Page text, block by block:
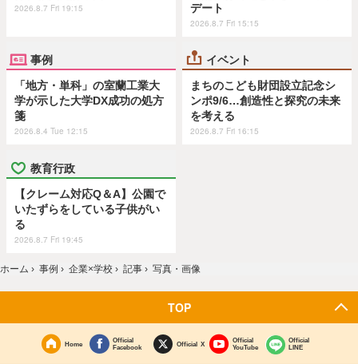
2026.8.7 Fri 19:15
デート
2026.8.7 Fri 15:15
事例
「地方・単科」の室蘭工業大
学が示した大学DX成功の処方
箋
2026.8.4 Tue 12:15
イベント
まちのこども財団設立記念シ
ンポ9/6…創造性と探究の未来
を考える
2026.8.7 Fri 16:15
教育行政
【クレーム対応Q＆A】公園で
いたずらをしている子供がい
る
2026.8.7 Fri 19:45
ホーム › 事例 › 企業×学校 › 記事 › 写真・画像
TOP
Home
Official
Facebook
Official X
Official
YouTube
Official
LINE